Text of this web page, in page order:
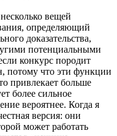
вещей
определяющий
доказательства,
потенциальными
конкурс породит
потому что эти функции
привлекает больше
более сильное
вероятнее. Когда я
версия: они
может работать